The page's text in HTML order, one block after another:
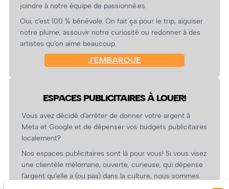
joindre à notre équipe de passionné.es.
Oui, c’est 100 % bénévole. On fait ça pour le trip, aiguiser
notre plume, assouvir notre curiosité ou redonner à des
artistes qu’on aime beaucoup.
J’EMBARQUE
ESPACES PUBLICITAIRES À LOUER!
Vous avez décidé d’arrêter de donner votre argent à
Meta et Google et de dépenser vos budgets publicitaires
localement?
Nos espaces publicitaires sont là pour vous! Si vous visez
une clientèle mélomane, ouverte, curieuse, qui dépense
l’argent qu’elle a (ou pas) dans la culture, nous sommes